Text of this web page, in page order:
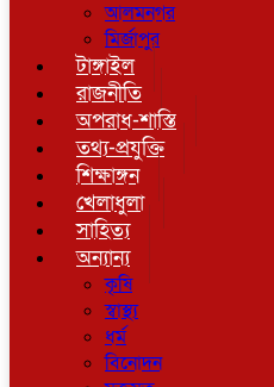
আলমনগর
মির্জাপুর
টাঙ্গাইল
রাজনীতি
অপরাধ-শাস্তি
তথ্য-প্রযুক্তি
শিক্ষাঙ্গন
খেলাধুলা
সাহিত্য
অন্যান্য
কৃষি
স্বাস্থ্য
ধর্ম
বিনোদন